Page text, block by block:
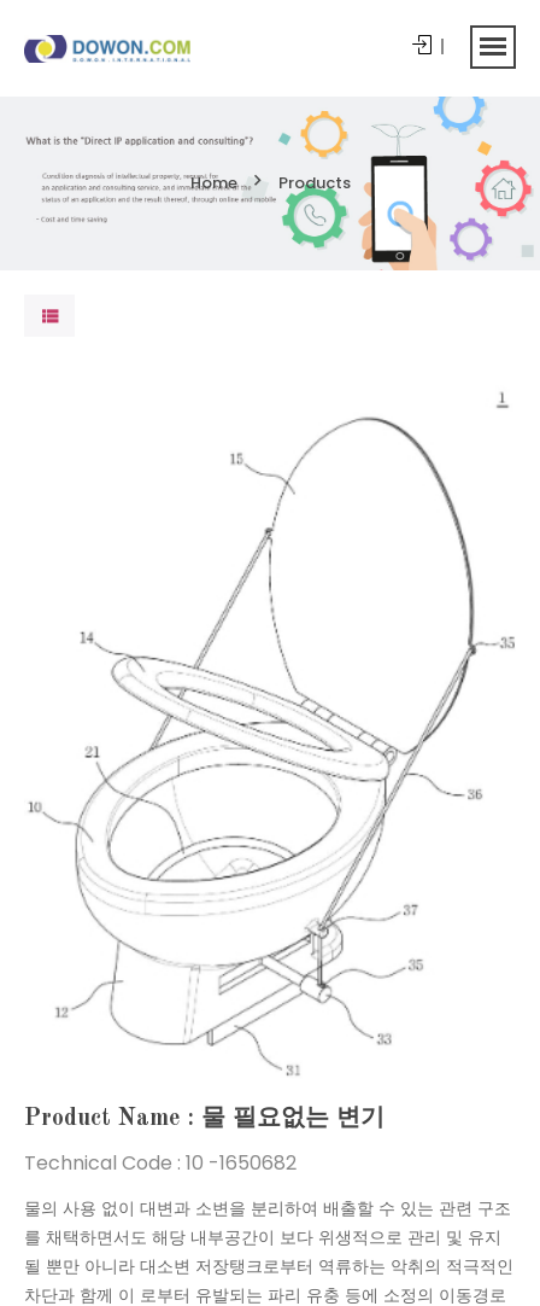
Home Products
Product Name : 물 필요없는 변기
Technical Code : 10 -1650682
물의 사용 없이 대변과 소변을 분리하여 배출할 수 있는 관련 구조
를 채택하면서도 해당 내부공간이 보다 위생적으로 관리 및 유지
될 뿐만 아니라 대소변 저장탱크로부터 역류하는 악취의 적극적인
차단과 함께 이 로부터 유발되는 파리 유충 등에 소정의 이동경로